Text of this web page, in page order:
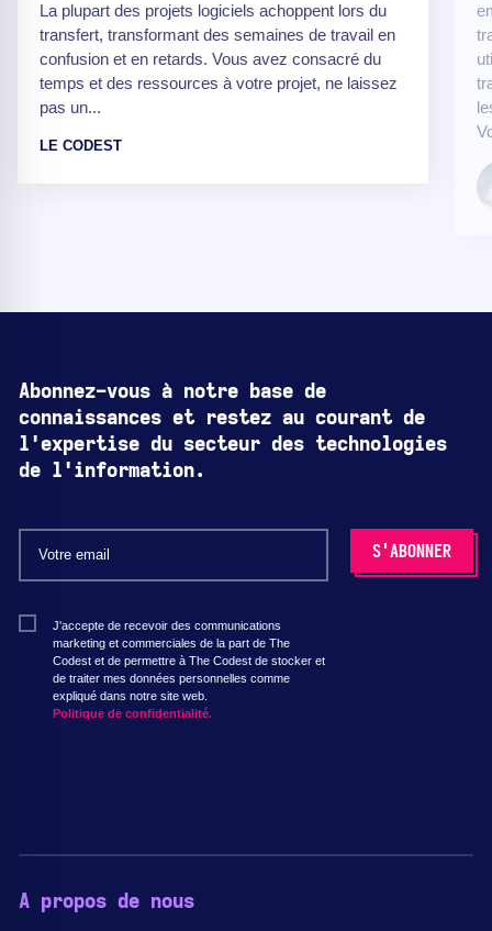
La plupart des projets logiciels achoppent lors du
transfert, transformant des semaines de travail en
confusion et en retards. Vous avez consacré du
temps et des ressources à votre projet, ne laissez
pas un...
LE CODEST
Abonnez-vous à notre base de
connaissances et restez au courant de
l'expertise du secteur des technologies
de l'information.
J'accepte de recevoir des communications
marketing et commerciales de la part de The
Codest et de permettre à The Codest de stocker et
de traiter mes données personnelles comme
expliqué dans notre site web.
Politique de confidentialité.
A propos de nous